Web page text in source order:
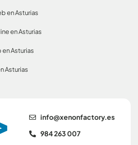
se.yrotcafnonex@ofni
984 263 007
en Asturias
en Asturias
Asturias
Asturias